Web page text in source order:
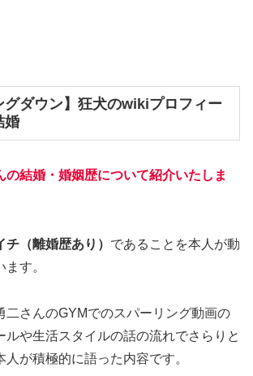
グダウン】狂犬のwikiプロフィー
の結婚・婚姻歴について紹介いたしま
チ（離婚歴あり） であることを本人が動
す。
二さんのGYMでのスパーリング動画の
ルや生活スタイルの話の流れでさらりと
人が積極的に語った内容です。